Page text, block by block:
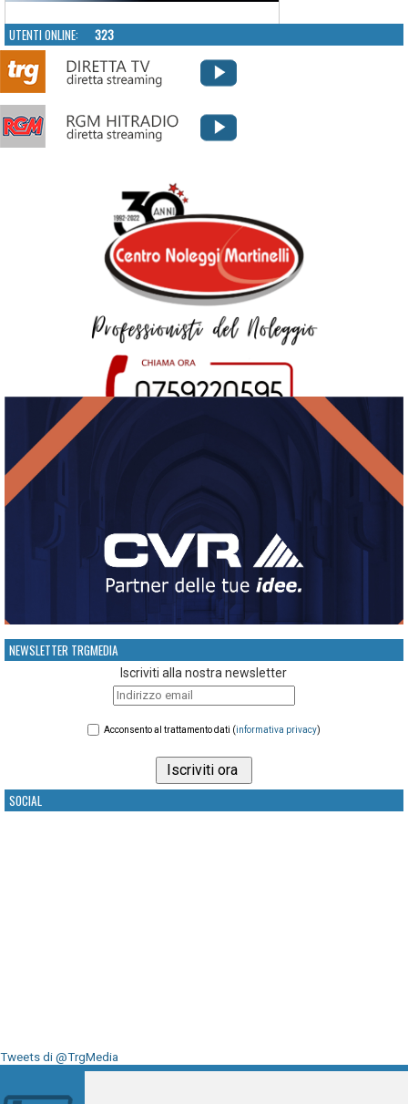
UTENTI ONLINE: 323
NEWSLETTER TRGMEDIA
Iscriviti alla nostra newsletter
Acconsento al trattamento dati (informativa privacy)
SOCIAL
Tweets di @TrgMedia